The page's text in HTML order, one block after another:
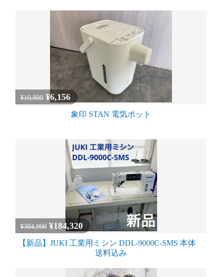
¥10,800 ¥6,156
象印 STAN 電気ポット
¥384,000 ¥184,320
【新品】JUKI 工業用ミシン DDL-9000C-SMS 本体
送料込み